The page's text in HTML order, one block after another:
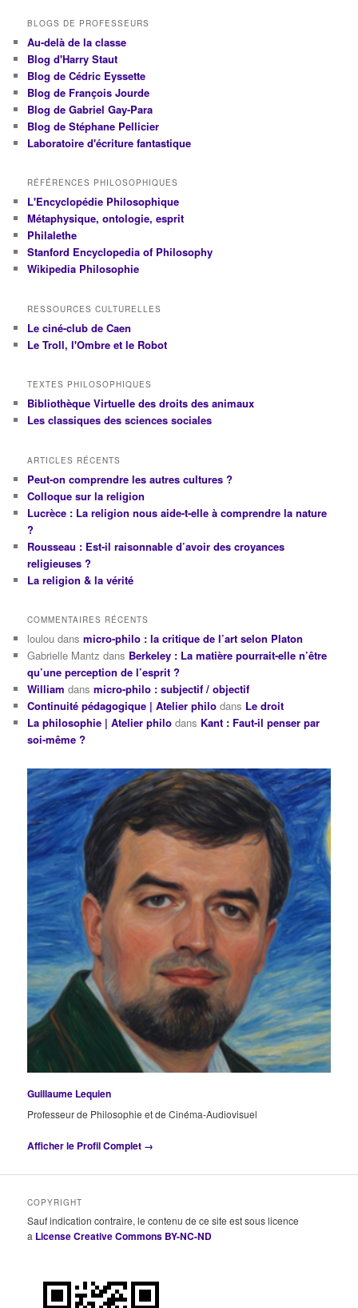
BLOGS DE PROFESSEURS
Au-delà de la classe
Blog d'Harry Staut
Blog de Cédric Eyssette
Blog de François Jourde
Blog de Gabriel Gay-Para
Blog de Stéphane Pellicier
Laboratoire d'écriture fantastique
RÉFÉRENCES PHILOSOPHIQUES
L'Encyclopédie Philosophique
Métaphysique, ontologie, esprit
Philalethe
Stanford Encyclopedia of Philosophy
Wikipedia Philosophie
RESSOURCES CULTURELLES
Le ciné-club de Caen
Le Troll, l'Ombre et le Robot
TEXTES PHILOSOPHIQUES
Bibliothèque Virtuelle des droits des animaux
Les classiques des sciences sociales
ARTICLES RÉCENTS
Peut-on comprendre les autres cultures ?
Colloque sur la religion
Lucrèce : La religion nous aide-t-elle à comprendre la nature
?
Rousseau : Est-il raisonnable d’avoir des croyances
religieuses ?
La religion & la vérité
COMMENTAIRES RÉCENTS
loulou dansmicro-philo : la critique de l’art selon Platon
Gabrielle Mantz dans Berkeley : La matière pourrait-elle n’être
qu’une perception de l’esprit ?
William dansmicro-philo : subjectif / objectif
Continuité pédagogique | Atelier philo dans Le droit
La philosophie | Atelier philo dans Kant : Faut-il penser par
soi-même ?
Guillaume Lequien
Professeur de Philosophie et de Cinéma-Audiovisuel
Afficher le Profil Complet →
COPYRIGHT
Sauf indication contraire, le contenu de ce site est sous licence
a License Creative Commons BY-NC-ND